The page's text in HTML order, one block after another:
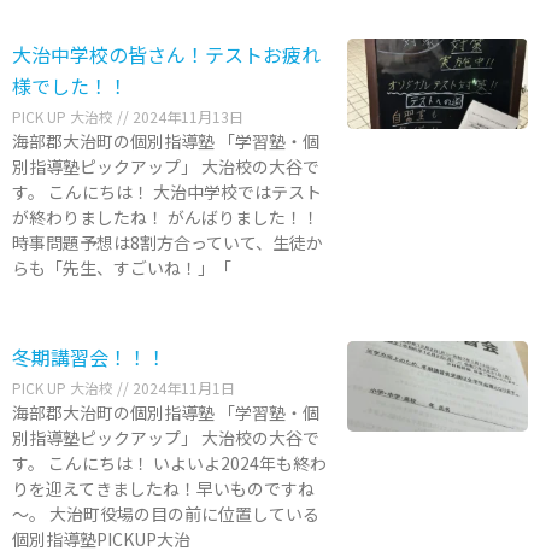
大治中学校の皆さん！テストお疲れ
様でした！！
PICK UP 大治校 2024年11月13日
海部郡大治町の個別指導塾 「学習塾・個
別指導塾ピックアップ」 大治校の大谷で
す。 こんにちは！ 大治中学校ではテスト
が終わりましたね！ がんばりました！！
時事問題予想は8割方合っていて、生徒か
らも「先生、すごいね！」「
冬期講習会！！！
PICK UP 大治校 2024年11月1日
海部郡大治町の個別指導塾 「学習塾・個
別指導塾ピックアップ」 大治校の大谷で
す。 こんにちは！ いよいよ2024年も終わ
りを迎えてきましたね！早いものですね
～。 大治町役場の目の前に位置している
個別指導塾PICKUP大治